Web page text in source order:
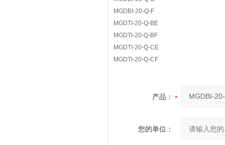
MGDBI-20-Q-F
MGDTI-20-Q-BE
MGDTI-20-Q-BF
MGDTI-20-Q-CE
MGDTI-20-Q-CF
产品：
您的单位：